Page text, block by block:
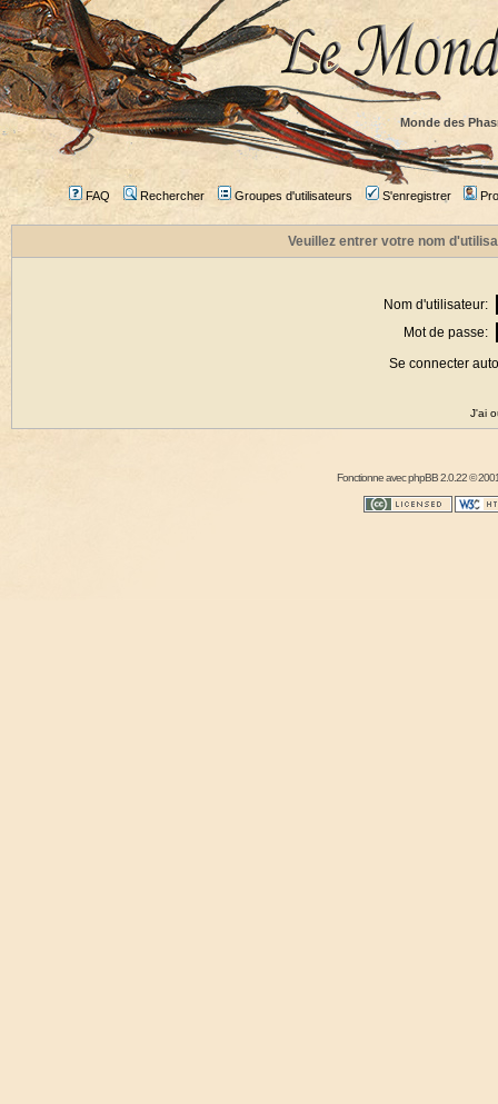
Monde des
FAQ Rechercher Groupes d'utilisateurs S'enregistrer
Veuillez entrer votre nom
Nom d'utilisateur:
Mot de passe:
Se connecter
J'ai
Fonctionne avecphpBB2.0.22 ©